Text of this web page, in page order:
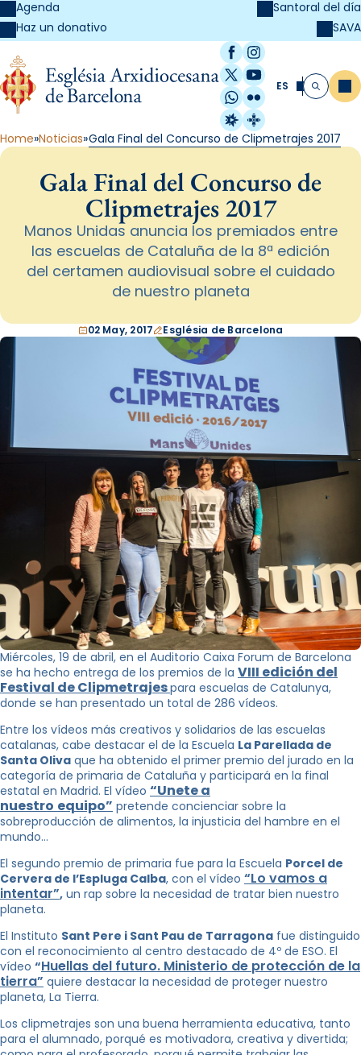
Agenda
Haz un donativo
Santoral del día
SAVA
Facebook
Instagram
X / Twitter
YouTube
WhatsApp
Flickr
Radio Estel
Catalunya
ES Buscar
Home Noticias Gala Final del Concurso de Clipmetrajes 2017
Gala Final del Concurso de
Clipmetrajes 2017
Manos Unidas anuncia los premiados entre
las escuelas de Cataluña de la 8ª edición
del certamen audiovisual sobre el cuidado
de nuestro planeta
02 May, 2017 Església de Barcelona
Miércoles, 19 de abril, en el Auditorio Caixa Forum de Barcelona
se ha hecho entrega de los premios de la VIII edición del
Festival de Clipmetrajespara escuelas de Catalunya,
donde se han presentado un total de 286 vídeos.
Entre los vídeos más creativos y solidarios de las escuelas
catalanas, cabe destacar el de la Escuela La Parellada de
Santa Oliva que ha obtenido el primer premio del jurado en la
categoría de primaria de Cataluña y participará en la final
estatal en Madrid. El vídeo “Unete a
nuestro equipo” pretende concienciar sobre la
sobreproducción de alimentos, la injusticia del hambre en el
mundo…
El segundo premio de primaria fue para la Escuela Porcel de
Cervera de l’Espluga Calba, con el vídeo “Lo vamos a
intentar”, un rap sobre la necesidad de tratar bien nuestro
planeta.
El Instituto Sant Pere i Sant Pau de Tarragona fue distinguido
con el reconocimiento al centro destacado de 4º de ESO. El
vídeo “Huellas del futuro. Ministerio de protección de la
tierra” quiere destacar la necesidad de proteger nuestro
planeta, La Tierra.
Los clipmetrajes son una buena herramienta educativa, tanto
para el alumnado, porqué es motivadora, creativa y divertida;